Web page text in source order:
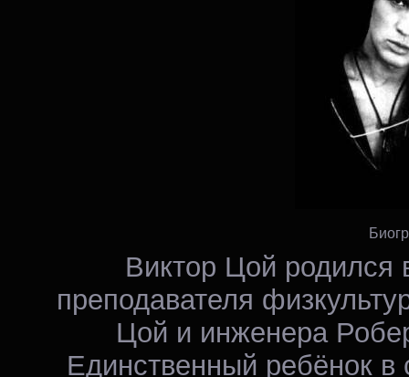
Виктор Цой родился
преподавателя
Цой и инженера
Единственный ребёнок в